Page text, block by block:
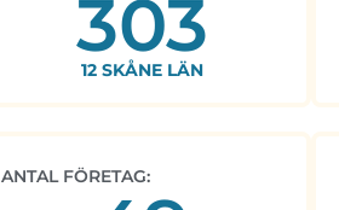
303
12 SKÅNE LÄN
ANTAL FÖRETAG: